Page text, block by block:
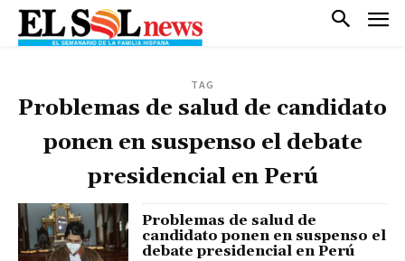
TAG
Problemas de salud de candidato
ponen en suspenso el debate
presidencial en Perú
Problemas de salud de
candidato ponen en suspenso el
debate presidencial en Perú